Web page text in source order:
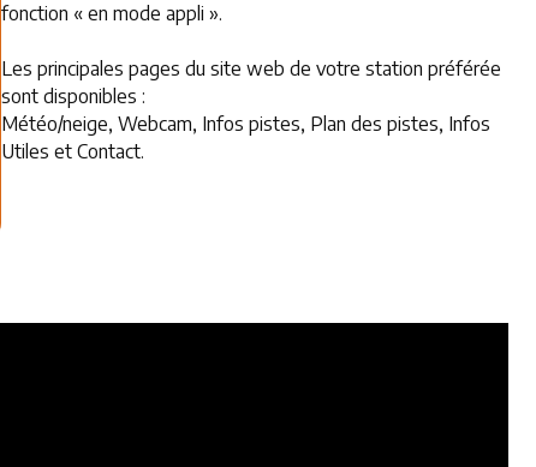
fonction « en mode appli ».
Les principales pages du site web de votre station préférée
sont disponibles :
Météo/neige, Webcam, Infos pistes, Plan des pistes, Infos
Utiles et Contact.